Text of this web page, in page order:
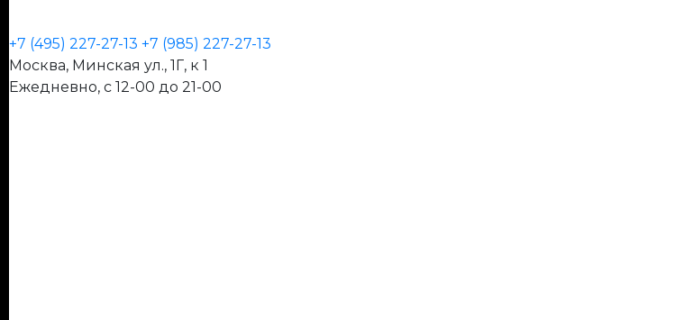
+7 (495) 227-27-13 +7 (985) 227-27-13
Москва, Минская ул., 1Г, к 1
Ежедневно, с 12-00 до 21-00